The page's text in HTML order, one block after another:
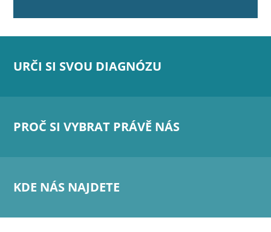
URČI SI SVOU DIAGNÓZU
PROČ SI VYBRAT PRÁVĚ NÁS
KDE NÁS NAJDETE